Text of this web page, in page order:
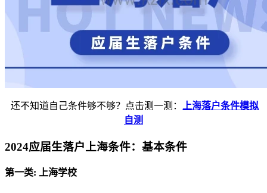
还不知道自己条件够不够？点击测一测：
上海落户条件模拟
自测
2024应届生落户上海条件：基本条件
第一类: 上海学校